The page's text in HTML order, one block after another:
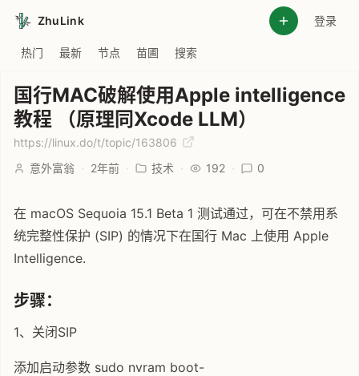
ZhuLink 登录
热门 最新 节点 苗圃 搜索
国行MAC破解使用Apple intelligence
教程 （原理同Xcode LLM）
https://linux.do/t/topic/163806
意外富翁 · 2年前 · 技术 · 192 · 0
在 macOS Sequoia 15.1 Beta 1 测试通过，可在不禁用系
统完整性保护 (SIP) 的情况下在国行 Mac 上使用 Apple
Intelligence.
步骤：
1、关闭SIP
添加启动参数 sudo nvram boot-